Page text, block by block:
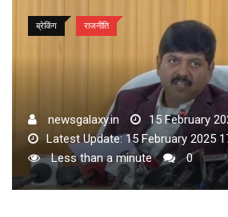
ब्रेकिंग राजनीति
newsgalaxy.in
15 February
Latest Update: 15 February 2025
Less than a minute
0